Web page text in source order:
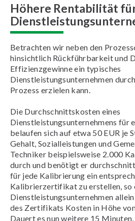
Höhere Rentabilität
Betrachten wir neben den
hinsichtlich Rückführbarkeit und
Effizienzgewinne ein typisches
Dienstleistungsunternehmen
Prozess erzielen kann.
Die Durchschnittskosten eines
Dienstleistungsunternehmens für
belaufen sich auf etwa 50 EUR je
Gehalt, Sozialleistungen und
Techniker beispielsweise 2.000
durch und benötigt er
für jede Kalibrierung ein
Kalibrierzertifikat zu erstellen, so
Dienstleistungsunternehmen
des Zertifikats Kosten in Höhe
Dauert es nun weitere 15